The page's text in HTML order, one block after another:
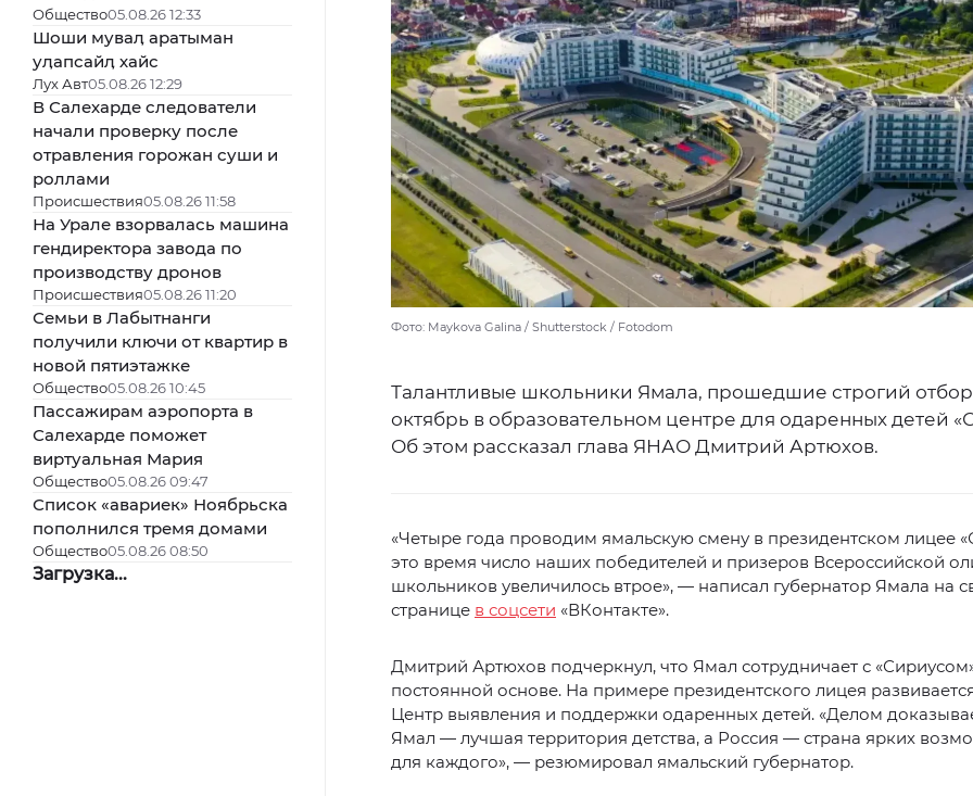
Общество05.08.26 12:33
Шоши муваӆ аратыман
уӆапсайӆ хайс
Лух Авт05.08.26 12:29
В Салехарде следователи
начали проверку после
отравления горожан суши и
роллами
Происшествия05.08.26 11:58
На Урале взорвалась машина
гендиректора завода по
производству дронов
Происшествия05.08.26 11:20
Семьи в Лабытнанги
получили ключи от квартир в
новой пятиэтажке
Общество05.08.26 10:45
Пассажирам аэропорта в
Салехарде поможет
виртуальная Мария
Общество05.08.26 09:47
Список «авариек» Ноябрьска
пополнился тремя домами
Общество05.08.26 08:50
Загрузка...
Фото: Maykova Galina / Shutterstock / Fotodom
Талантливые школьники Ямала, прошедшие строгий
октябрь в образовательном центре для одаренных детей
Об этом рассказал глава ЯНАО Дмитрий Артюхов.
«Четыре года проводим ямальскую смену в президентском лицее
это время число наших победителей и призеров Всероссийской
школьников увеличилось втрое», — написал губернатор Ямала на
странице в соцсети «ВКонтакте».
Дмитрий Артюхов подчеркнул, что Ямал сотрудничает с
постоянной основе. На примере президентского лицея
Центр выявления и поддержки одаренных детей. «Делом
Ямал — лучшая территория детства, а Россия — страна ярких
для каждого», — резюмировал ямальский губернатор.